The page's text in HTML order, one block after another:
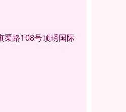
渠路108号顶琇国际